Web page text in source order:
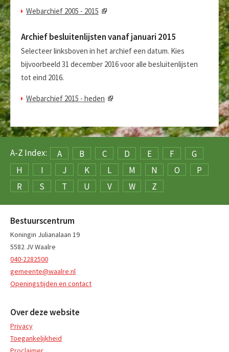
Webarchief 2005 - 2015
Archief besluitenlijsten vanaf januari 2015
Selecteer linksboven in het archief een datum. Kies
bijvoorbeeld 31 december 2016 voor alle besluitenlijsten
tot eind 2016.
Webarchief 2015 - heden
A-Z Index: A B C D E F
G
H
I J K L M N O
P
R
S T U V W Z
Bestuurscentrum
Koningin Julianalaan 19
5582 JV Waalre
040-2282500
gemeente@waalre.nl
Openingstijden en contact
Over deze website
Privacy
Toegankelijkheid